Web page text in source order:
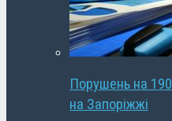
Порушень на
на Запоріжжі